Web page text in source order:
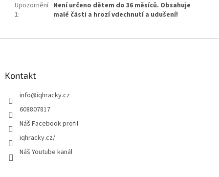
Upozornění
1:
Není určeno dětem do 36 měsíců. Obsahuje
malé části a hrozí vdechnutí a udušení!
Kontakt
info@iqhracky.cz
608807817
Náš Facebook profil
iqhracky.cz/
Náš Youtube kanál